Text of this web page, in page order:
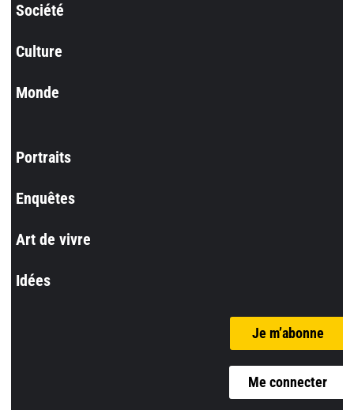
Société
Culture
Monde
Portraits
Enquêtes
Art de vivre
Idées
Je m’abonne
Me connecter